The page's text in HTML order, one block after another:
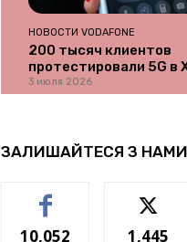
НОВОСТИ VODAFONE
200 тысяч клиентов
протестировали 5G в
3 июля 2026
ЗАЛИШАЙТЕСЯ З НАМИ
10,052 1,445